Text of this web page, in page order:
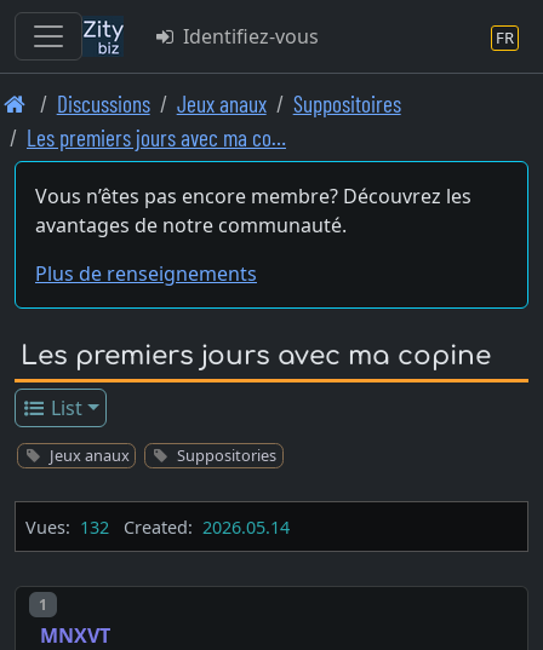
Skip
to
main
content
Identifiez-vous FR
Discussions Jeux anaux
Suppositoires
Les premiers jours avec ma co…
Vous n’êtes pas encore membre? Découvrez les
avantages de notre communauté.
Plus de renseignements
Les premiers jours avec ma copine
List
Jeux anaux Suppositories
Vues: 132 Created: 2026.05.14
Post number
1
MNXVT